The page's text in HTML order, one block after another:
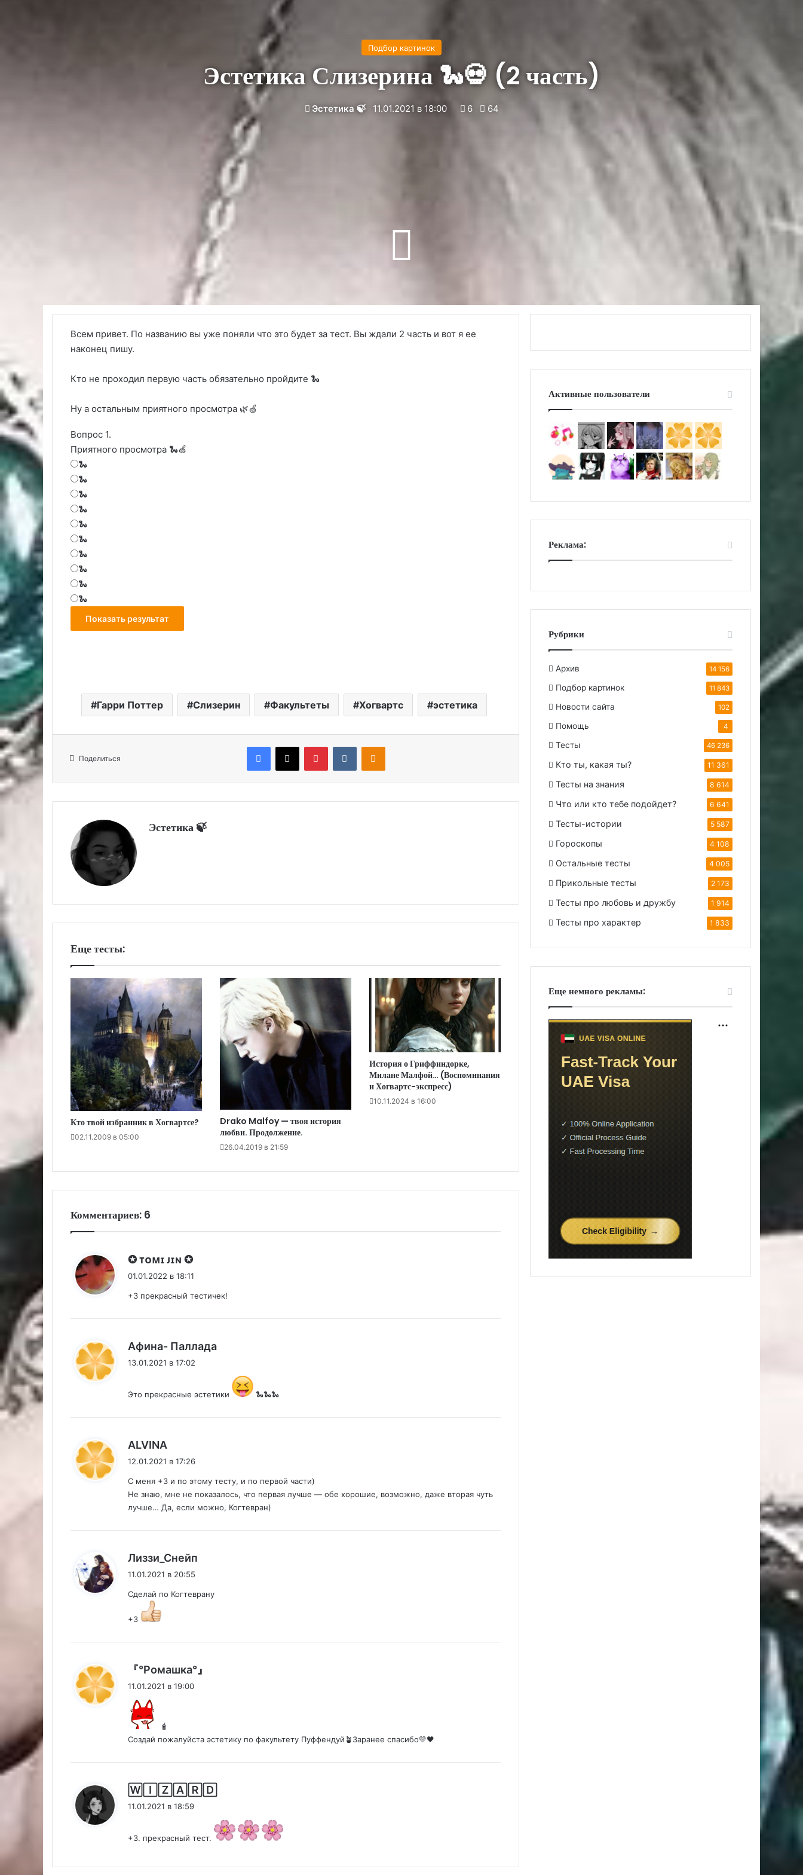
Подбор картинок
Эстетика Слизерина 🐍💀 (2 часть)
Эстетика 🍃 11.01.2021 в 18:00 6 64
Всем привет. По названию вы уже поняли что это будет за тест. Вы ждали 2 часть и вот я ее
наконец пишу.
Кто не проходил первую часть обязательно пройдите 🐍
Ну а остальным приятного просмотра 🌿🍏
Вопрос 1.
Приятного просмотра 🐍🍏
🐍
🐍
🐍
🐍
🐍
🐍
🐍
🐍
🐍
🐍
Гарри Поттер Слизерин Факультеты Хогвартс эстетика
Поделиться
Facebook X Pinterest VKontakte Odnoklassniki
Эстетика 🍃
Еще тесты:
Кто твой избранник в Хогвартсе?
02.11.2009 в 05:00
Drako Malfoy — твоя история
любви. Продолжение.
26.04.2019 в 21:59
История о Гриффиндорке,
Милане Малфой… (Воспоминания
и Хогвартс-экспресс)
10.11.2024 в 16:00
Комментариев: 6
✪ ᴛᴏᴍɪ ᴊɪɴ ✪
01.01.2022 в 18:11
+3 прекрасный тестичек!
Афина- Паллада
13.01.2021 в 17:02
Это прекрасные эстетики 🐍🐍🐍
ALVINA
12.01.2021 в 17:26
С меня +3 и по этому тесту, и по первой части)
Не знаю, мне не показалось, что первая лучше — обе хорошие, возможно, даже вторая чуть
лучше… Да, если можно, Когтевран)
Лиззи_Снейп
11.01.2021 в 20:55
Сделай по Когтеврану
+3
『°Ромашка°』
11.01.2021 в 19:00
🧋
Создай пожалуйста эстетику по факультету Пуффендуй🪴Заранее спасибо💛🖤
🅆🄸🅉🄰🅁🄳
11.01.2021 в 18:59
+3. прекрасный тест.
Активные пользователи
Реклама:
Рубрики
Архив 14 156
Подбор картинок 11 843
Новости сайта 102
Помощь 4
Тесты 46 236
Кто ты, какая ты? 11 361
Тесты на знания 8 614
Что или кто тебе подойдет? 6 641
Тесты-истории 5 587
Гороскопы 4 108
Остальные тесты 4 005
Прикольные тесты 2 173
Тесты про любовь и дружбу 1 914
Тесты про характер 1 833
Еще немного рекламы: